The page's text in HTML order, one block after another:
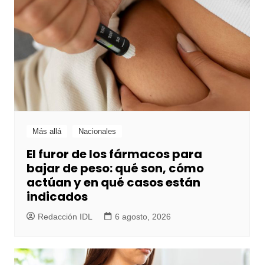
Más allá Nacionales
El furor de los fármacos para
bajar de peso: qué son, cómo
actúan y en qué casos están
indicados
Redacción IDL 6 agosto, 2026